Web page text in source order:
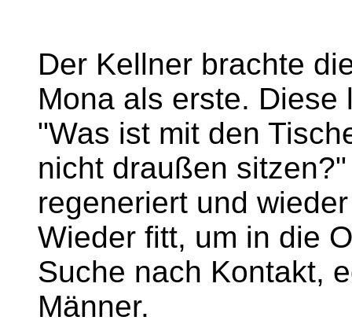
Der Kellner brachte
Mona als erste.
"Was ist mit den
nicht draußen
regeneriert und
Wieder fitt, um in die
Suche nach Kontakt,
Männer.